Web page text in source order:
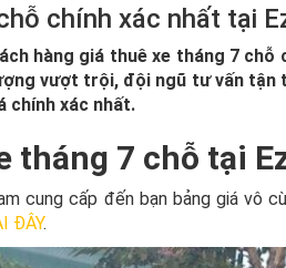
chính xác nhất tại
hàng giá thuê xe tháng 7
vượt trội, đội ngũ tư vấn tận
chính xác nhất.
tháng 7 chỗ tại
cung cấp đến bạn bảng giá vô
ĐÂY.